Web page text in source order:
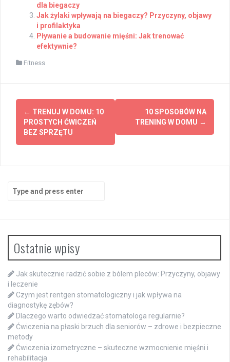
dla biegaczy
Jak żylaki wpływają na biegaczy? Przyczyny, objawy
i profilaktyka
Pływanie a budowanie mięśni: Jak trenować
efektywnie?
Fitness
Post
navigation
← TRENUJ W DOMU: 10
PROSTYCH ĆWICZEŃ
BEZ SPRZĘTU
10 SPOSOBÓW NA
TRENING W DOMU →
for:
Ostatnie wpisy
Jak skutecznie radzić sobie z bólem pleców: Przyczyny, objawy
i leczenie
Czym jest rentgen stomatologiczny i jak wpływa na
diagnostykę zębów?
Dlaczego warto odwiedzać stomatologa regularnie?
Ćwiczenia na płaski brzuch dla seniorów – zdrowe i bezpieczne
metody
Ćwiczenia izometryczne – skuteczne wzmocnienie mięśni i
rehabilitacja